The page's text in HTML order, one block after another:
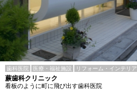
歯科医院 医療・福祉施設 リフォーム・インテリア
蕨歯科クリニック
看板のように町に飛び出す歯科医院